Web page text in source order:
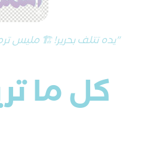
"يده تتلف بحرير! 🏗️ مليس
كل ما